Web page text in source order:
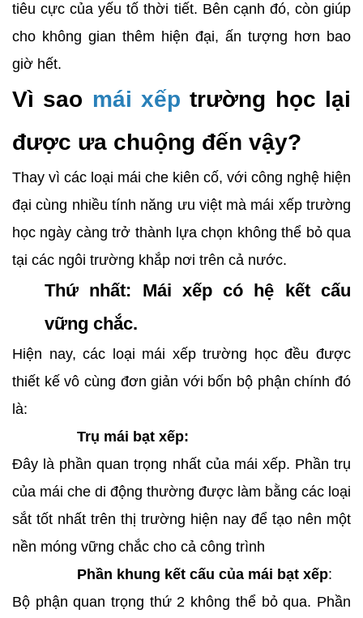
tiêu cực của yếu tố thời tiết. Bên cạnh đó, còn giúp
cho không gian thêm hiện đại, ấn tượng hơn bao
giờ hết.
Vì sao mái xếp trường học lại
được ưa chuộng đến vậy?
Thay vì các loại mái che kiên cố, với công nghệ hiện
đại cùng nhiều tính năng ưu việt mà mái xếp trường
học ngày càng trở thành lựa chọn không thể bỏ qua
tại các ngôi trường khắp nơi trên cả nước.
Thứ nhất: Mái xếp có hệ kết cấu
vững chắc.
Hiện nay, các loại mái xếp trường học đều được
thiết kế vô cùng đơn giản với bốn bộ phận chính đó
là:
Trụ mái bạt xếp:
Đây là phần quan trọng nhất của mái xếp. Phần trụ
của mái che di động thường được làm bằng các loại
sắt tốt nhất trên thị trường hiện nay để tạo nên một
nền móng vững chắc cho cả công trình
Phần khung kết cấu của mái bạt xếp:
Bộ phận quan trọng thứ 2 không thể bỏ qua. Phần